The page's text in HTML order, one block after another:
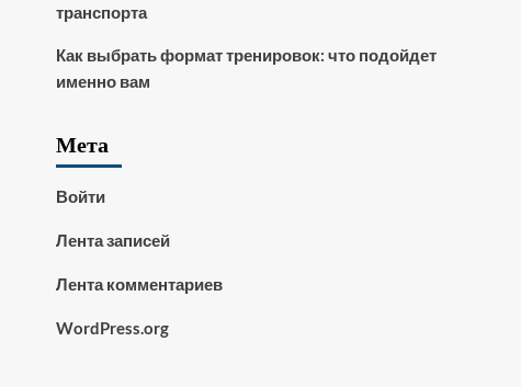
транспорта
Как выбрать формат тренировок: что подойдет
именно вам
Мета
Войти
Лента записей
Лента комментариев
WordPress.org